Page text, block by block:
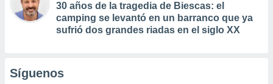
30 años de la tragedia de Biescas: el
camping se levantó en un barranco que ya
sufrió dos grandes riadas en el siglo XX
Síguenos